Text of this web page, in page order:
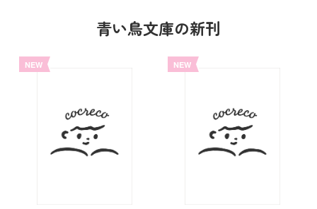
青い鳥文庫の新刊
NEW NEW